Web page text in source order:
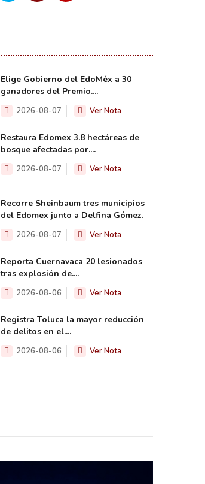
Elige Gobierno del EdoMéx a 30
ganadores del Premio....
2026-08-07 Ver Nota
Restaura Edomex 3.8 hectáreas de
bosque afectadas por....
2026-08-07 Ver Nota
Recorre Sheinbaum tres municipios
del Edomex junto a Delfina Gómez.
2026-08-07 Ver Nota
Reporta Cuernavaca 20 lesionados
tras explosión de....
2026-08-06 Ver Nota
Registra Toluca la mayor reducción
de delitos en el....
2026-08-06 Ver Nota